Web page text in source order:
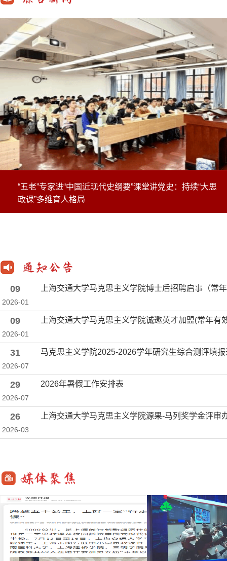
“大思
“红厅论坛”首度在沪举行！40国代表齐聚交大共
党软实力！
09
2026-01
上海交通大学马克思主义学院博士后招聘启事（常
09
2026-01
上海交通大学马克思主义学院诚邀英才加盟(常年有
31
2026-07
马克思主义学院2025-2026学年研究生综合测评填
29
2026-07
2026年暑假工作安排表
26
2026-03
上海交通大学马克思主义学院源果-马列奖学金评审